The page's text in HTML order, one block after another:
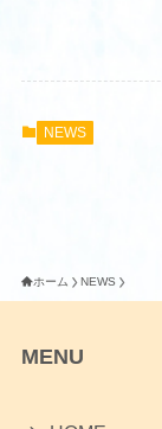
NEWS
ホーム NEWS
MENU